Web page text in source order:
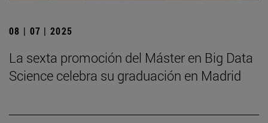
08 | 07 | 2025
La sexta promoción del Máster en Big Data
Science celebra su graduación en Madrid